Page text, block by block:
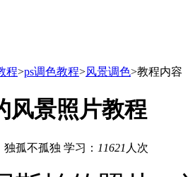
程>ps调色教程>风景调色>教程内容
风景照片教程
独孤不孤独 学习： 11621 人次